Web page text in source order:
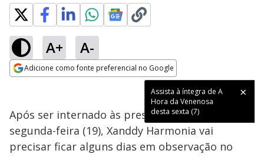
A+ A-
Adicione como fonte preferencial no Google
Assista à íntegra de A
Hora da Venenosa
desta sexta (7)
Ativar
91.14%
Após ser internado às pressas na última
segunda-feira (19), Xanddy Harmonia vai
precisar ficar alguns dias em observação no